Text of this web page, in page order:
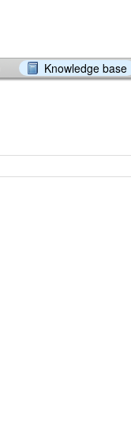
Knowledge base